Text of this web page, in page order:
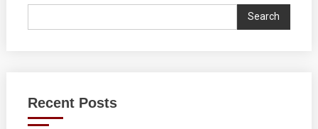
Search
Recent Posts